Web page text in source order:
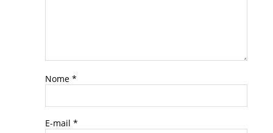
Nome *
E-mail *